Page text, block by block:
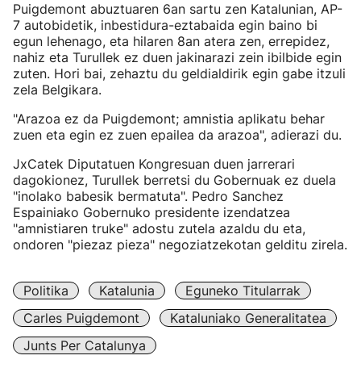
Puigdemont abuztuaren 6an sartu zen Katalunian, AP-
7 autobidetik, inbestidura-eztabaida egin baino bi
egun lehenago, eta hilaren 8an atera zen, errepidez,
nahiz eta Turullek ez duen jakinarazi zein ibilbide egin
zuten. Hori bai, zehaztu du geldialdirik egin gabe itzuli
zela Belgikara.
"Arazoa ez da Puigdemont; amnistia aplikatu behar
zuen eta egin ez zuen epailea da arazoa", adierazi du.
JxCatek Diputatuen Kongresuan duen jarrerari
dagokionez, Turullek berretsi du Gobernuak ez duela
"inolako babesik bermatuta". Pedro Sanchez
Espainiako Gobernuko presidente izendatzea
"amnistiaren truke" adostu zutela azaldu du eta,
ondoren "piezaz pieza" negoziatzekotan gelditu zirela.
Politika Katalunia
Eguneko Titularrak
Carles Puigdemont
Kataluniako Generalitatea
Junts Per Catalunya